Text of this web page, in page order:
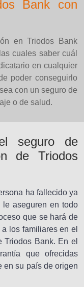
Bank con
en Triodos Bank
cuales saber cuál
en cualquier
poder conseguirlo
con un seguro de
o de salud.
seguro de
de Triodos
ha fallecido ya
aseguren en todo
que se hará de
los familiares en el
Triodos Bank. En el
que ofrecidas
en su país de origen